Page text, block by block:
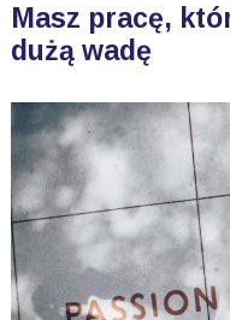
Masz pracę,
dużą wadę